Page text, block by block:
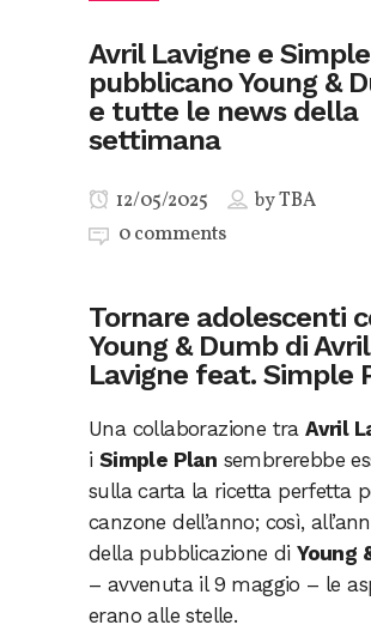
Avril Lavigne e
pubblicano Young &
e tutte le news della
settimana
12/05/2025 byTBA
0 comments
Tornare adolescenti
Young & Dumb di Avril
Lavigne feat. Simple
Una collaborazione traAvril
i Simple Plan sembrerebbe
sulla carta la ricetta perfetta
canzone dell’anno; così,
della pubblicazione diYoung
– avvenuta il 9 maggio – le
erano alle stelle.